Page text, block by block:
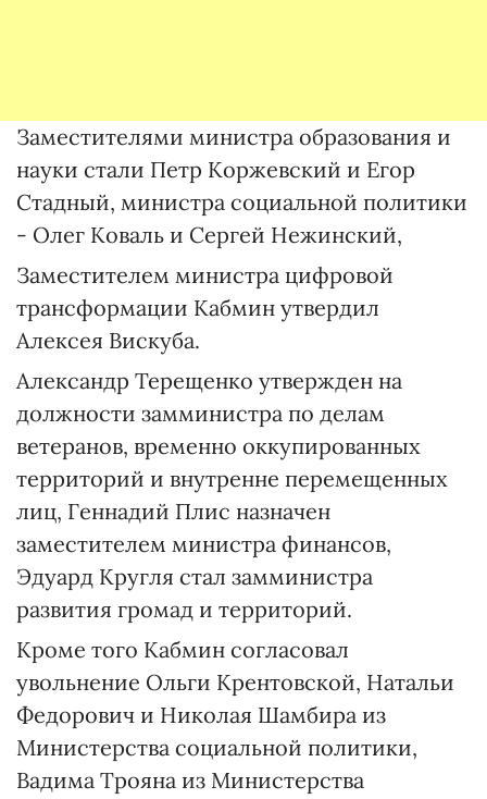
Заместителями министра образования и
науки стали Петр Коржевский и Егор
Стадный, министра социальной политики
- Олег Коваль и Сергей Нежинский,
Заместителем министра цифровой
трансформации Кабмин утвердил
Алексея Вискуба.
Александр Терещенко утвержден на
должности замминистра по делам
ветеранов, временно оккупированных
территорий и внутренне перемещенных
лиц, Геннадий Плис назначен
заместителем министра финансов,
Эдуард Кругля стал замминистра
развития громад и территорий.
Кроме того Кабмин согласовал
увольнение Ольги Крентовской, Натальи
Федорович и Николая Шамбира из
Министерства социальной политики,
Вадима Трояна из Министерства